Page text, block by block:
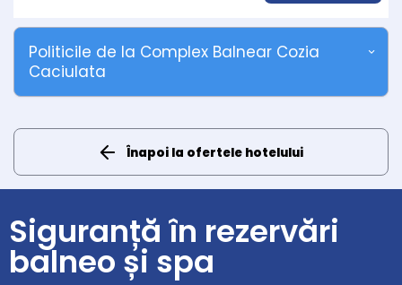
Politicile de la Complex Balnear Cozia
Caciulata
Înapoi la ofertele hotelului
Siguranță în rezervări
balneo și spa